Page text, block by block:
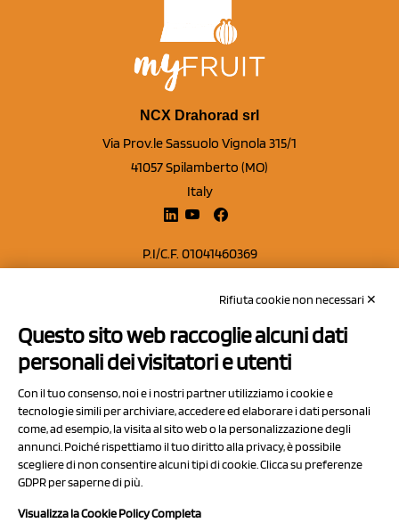
NCX Drahorad srl
Via Prov.le Sassuolo Vignola 315/1
41057 Spilamberto (MO)
Italy
P.I/C.F. 01041460369
Capitale sociale Euro 50.000,00 i.v.
Contatti
Privacy Policy
Cookie Policy
Chi Siamo
Rifiuta cookie non necessari ✕
Questo sito web raccoglie alcuni dati
personali dei visitatori e utenti
Con il tuo consenso, noi e i nostri partner utilizziamo i cookie e
tecnologie simili per archiviare, accedere ed elaborare i dati personali
come, ad esempio, la visita al sito web o la personalizzazione degli
annunci. Poiché rispettiamo il tuo diritto alla privacy, è possibile
scegliere di non consentire alcuni tipi di cookie. Clicca su preferenze
GDPR per saperne di più.
Visualizza la Cookie Policy Completa